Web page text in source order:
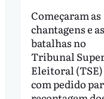
Começaram as
chantagens e as
batalhas no
Tribunal
Eleitoral (TSE)
com pedido